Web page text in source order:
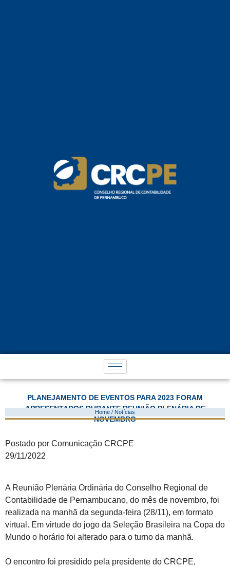
PLANEJAMENTO DE EVENTOS PARA 2023 FORAM
APRESENTADOS DURANTE REUNIÃO PLENÁRIA DE
NOVEMBRO
Home / Notícias
Postado por Comunicação CRCPE
29/11/2022
A Reunião Plenária Ordinária do Conselho Regional de
Contabilidade de Pernambucano, do mês de novembro, foi
realizada na manhã da segunda-feira (28/11), em formato
virtual. Em virtude do jogo da Seleção Brasileira na Copa do
Mundo o horário foi alterado para o turno da manhã.
O encontro foi presidido pela presidente do CRCPE,